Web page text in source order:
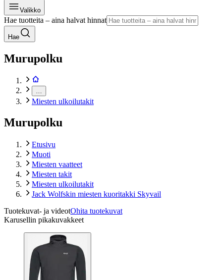
Valikko
Hae tuotteita – aina halvat hinnat
Hae
Murupolku
Miesten ulkoilutakit
Murupolku
Etusivu
Muoti
Miesten vaatteet
Miesten takit
Miesten ulkoilutakit
Jack Wolfskin miesten kuoritakki Skyvail
Tuotekuvat- ja videotOhita tuotekuvat
Karusellin pikakuvakkeet